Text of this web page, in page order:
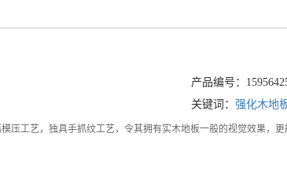
产品编号：
关键词： 强化木地
模压工艺，独具手抓纹工艺，令其拥有实木地板一般的视觉效果，